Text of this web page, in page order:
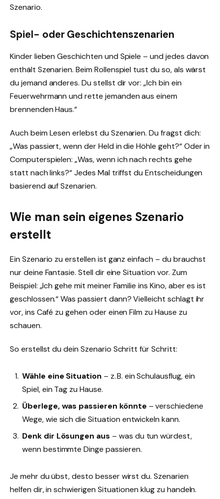
Szenario.
Spiel- oder Geschichtenszenarien
Kinder lieben Geschichten und Spiele – und jedes davon
enthält Szenarien. Beim Rollenspiel tust du so, als wärst
du jemand anderes. Du stellst dir vor: „Ich bin ein
Feuerwehrmann und rette jemanden aus einem
brennenden Haus.“
Auch beim Lesen erlebst du Szenarien. Du fragst dich:
„Was passiert, wenn der Held in die Höhle geht?“ Oder in
Computerspielen: „Was, wenn ich nach rechts gehe
statt nach links?“ Jedes Mal triffst du Entscheidungen
basierend auf Szenarien.
Wie man sein eigenes Szenario
erstellt
Ein Szenario zu erstellen ist ganz einfach – du brauchst
nur deine Fantasie. Stell dir eine Situation vor. Zum
Beispiel: „Ich gehe mit meiner Familie ins Kino, aber es ist
geschlossen.“ Was passiert dann? Vielleicht schlagt ihr
vor, ins Café zu gehen oder einen Film zu Hause zu
schauen.
So erstellst du dein Szenario Schritt für Schritt:
Wähle eine Situation – z. B. ein Schulausflug, ein
Spiel, ein Tag zu Hause.
Überlege, was passieren könnte – verschiedene
Wege, wie sich die Situation entwickeln kann.
Denk dir Lösungen aus – was du tun würdest,
wenn bestimmte Dinge passieren.
Je mehr du übst, desto besser wirst du. Szenarien
helfen dir, in schwierigen Situationen klug zu handeln.